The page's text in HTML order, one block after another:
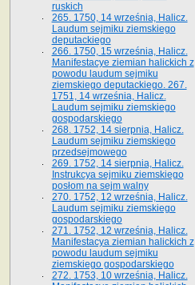
ruskich
265. 1750, 14 września, Halicz.
Laudum sejmiku ziemskiego
deputackiego
266. 1750, 15 września, Halicz.
Manifestacye ziemian halickich z
powodu laudum sejmiku
ziemskiego deputackiego. 267.
1751, 14 września, Halicz.
Laudum sejmiku ziemskiego
gospodarskiego
268. 1752, 14 sierpnia, Halicz.
Laudum sejmiku ziemskiego
przedsejmowego
269. 1752, 14 sierpnia, Halicz.
Instrukcya sejmiku ziemskiego
posłom na sejm walny
270. 1752, 12 września, Halicz.
Laudum sejmiku ziemskiego
gospodarskiego
271. 1752, 12 września, Halicz.
Manifestacya ziemian halickich z
powodu laudum sejmiku
ziemskiego gospodarskiego
272. 1753, 10 września, Halicz.